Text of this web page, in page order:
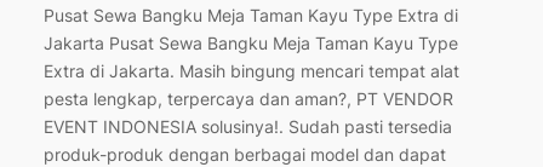
Pusat Sewa Bangku Meja Taman Kayu Type Extra di
Jakarta Pusat Sewa Bangku Meja Taman Kayu Type
Extra di Jakarta. Masih bingung mencari tempat alat
pesta lengkap, terpercaya dan aman?, PT VENDOR
EVENT INDONESIA solusinya!. Sudah pasti tersedia
produk-produk dengan berbagai model dan dapat